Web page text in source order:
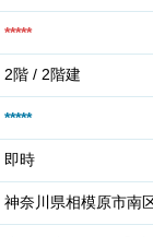
*****
2階 / 2階建
*****
即時
神奈川県相模原市南